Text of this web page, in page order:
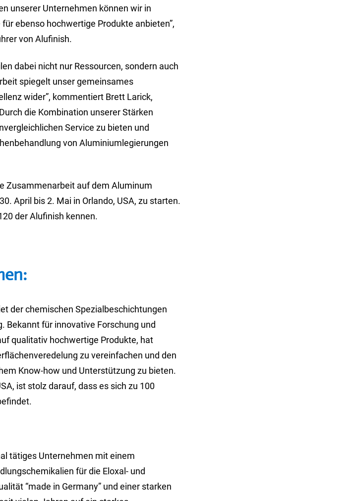
unserer Unternehmen können wir in
ebenso hochwertige Produkte anbieten”,
von Alufinish.
dabei nicht nur Ressourcen, sondern auch
spiegelt unser gemeinsames
wider”, kommentiert Brett Larick,
die Kombination unserer Stärken
Service zu bieten und
von Aluminiumlegierungen
Zusammenarbeit auf dem Aluminum
April bis 2. Mai in Orlando, USA, zu starten.
der Alufinish kennen.
der chemischen Spezialbeschichtungen
Bekannt für innovative Forschung und
qualitativ hochwertige Produkte, hat
zu vereinfachen und den
Know-how und Unterstützung zu bieten.
ist stolz darauf, dass es sich zu 100
tätiges Unternehmen mit einem
für die Eloxal- und
“made in Germany” und einer starken